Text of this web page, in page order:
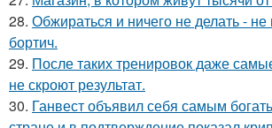
28. Обжираться и ничего не делать -
бортич.
29. После таких тренировок даже
не скроют результат.
30. Ганвест объявил себя самым